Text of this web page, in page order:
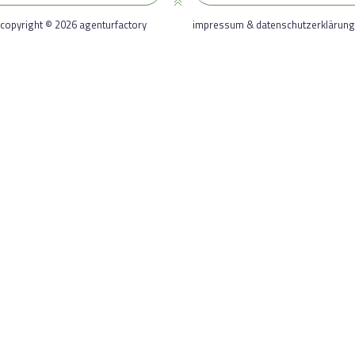
copyright © 2026 agenturfactory impressum & datenschutzerklärung